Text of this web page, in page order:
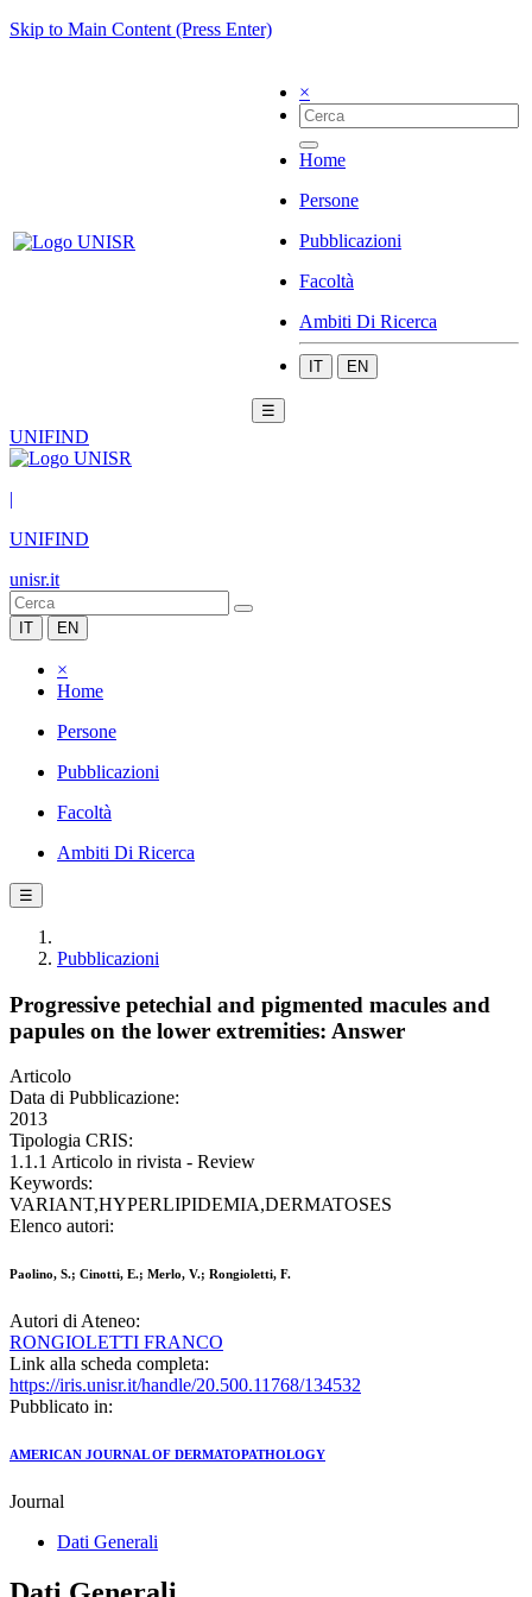
Skip to Main Content (Press Enter)
×
Home
Persone
Pubblicazioni
Facoltà
Ambiti Di Ricerca
IT EN
☰
UNIFIND
|
UNIFIND
unisr.it
IT EN
×
Home
Persone
Pubblicazioni
Facoltà
Ambiti Di Ricerca
☰
Pubblicazioni
Progressive petechial and pigmented macules and
papules on the lower extremities: Answer
Articolo
Data di Pubblicazione:
2013
Tipologia CRIS:
1.1.1 Articolo in rivista - Review
Keywords:
VARIANT,HYPERLIPIDEMIA,DERMATOSES
Elenco autori:
Paolino, S.; Cinotti, E.; Merlo, V.; Rongioletti, F.
Autori di Ateneo:
RONGIOLETTI FRANCO
Link alla scheda completa:
https://iris.unisr.it/handle/20.500.11768/134532
Pubblicato in:
AMERICAN JOURNAL OF DERMATOPATHOLOGY
Journal
Dati Generali